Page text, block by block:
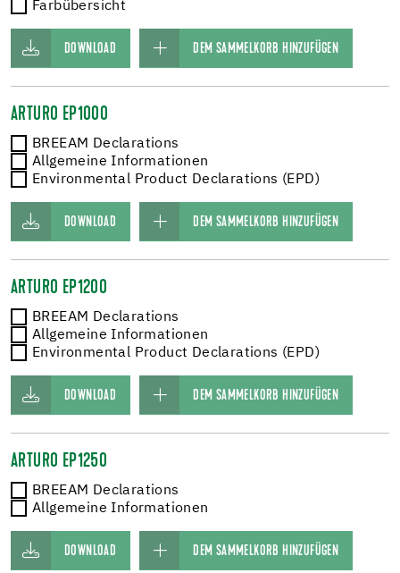
Farbübersicht
DOWNLOAD DEM SAMMELKORB HINZUFÜGEN
ARTURO EP1000
BREEAM Declarations
Allgemeine Informationen
Environmental Product Declarations (EPD)
DOWNLOAD DEM SAMMELKORB HINZUFÜGEN
ARTURO EP1200
BREEAM Declarations
Allgemeine Informationen
Environmental Product Declarations (EPD)
DOWNLOAD DEM SAMMELKORB HINZUFÜGEN
ARTURO EP1250
BREEAM Declarations
Allgemeine Informationen
DOWNLOAD DEM SAMMELKORB HINZUFÜGEN